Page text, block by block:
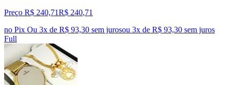
Preço R$ 240,71R$ 240,71
no Pix Ou 3x de R$ 93,30 sem jurosou 3x de R$ 93,30 sem juros
Full